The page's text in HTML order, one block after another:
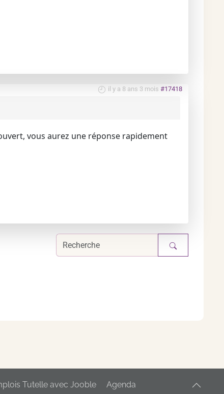
il y a 8 ans 3 mois #17418
vous aurez une réponse rapidement
Tutelle avec Jooble Agenda